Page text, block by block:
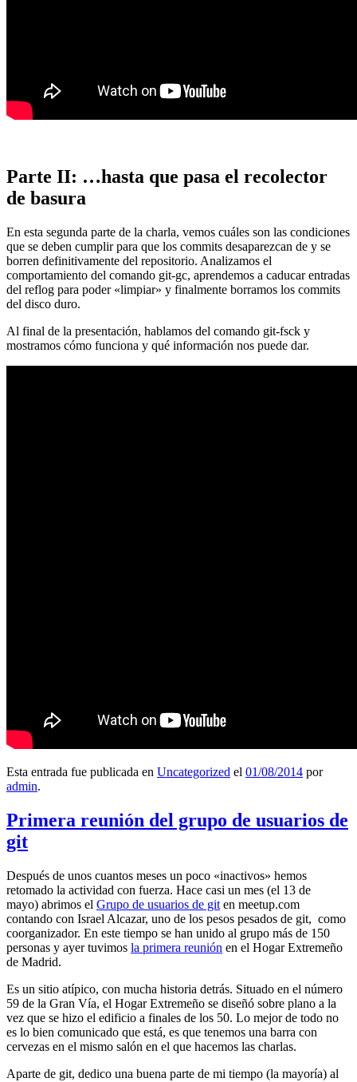
Parte II: …hasta que pasa el recolector
de basura
En esta segunda parte de la charla, vemos cuáles son las condiciones
que se deben cumplir para que los commits desaparezcan de y se
borren definitivamente del repositorio. Analizamos el
comportamiento del comando git-gc, aprendemos a caducar entradas
del reflog para poder «limpiar» y finalmente borramos los commits
del disco duro.
Al final de la presentación, hablamos del comando git-fsck y
mostramos cómo funciona y qué información nos puede dar.
Esta entrada fue publicada en Uncategorized el 01/08/2014 por
admin.
Primera reunión del grupo de usuarios de
git
Después de unos cuantos meses un poco «inactivos» hemos
retomado la actividad con fuerza. Hace casi un mes (el 13 de
mayo) abrimos el Grupo de usuarios de git en meetup.com
contando con Israel Alcazar, uno de los pesos pesados de git, como
coorganizador. En este tiempo se han unido al grupo más de 150
personas y ayer tuvimos la primera reunión en el Hogar Extremeño
de Madrid.
Es un sitio atípico, con mucha historia detrás. Situado en el número
59 de la Gran Vía, el Hogar Extremeño se diseñó sobre plano a la
vez que se hizo el edificio a finales de los 50. Lo mejor de todo no
es lo bien comunicado que está, es que tenemos una barra con
cervezas en el mismo salón en el que hacemos las charlas.
Aparte de git, dedico una buena parte de mi tiempo (la mayoría) al